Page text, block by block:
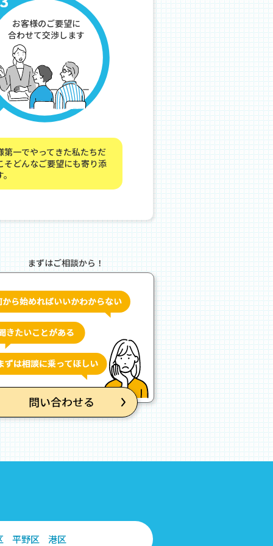
お客様のご要望に
合わせて交渉します
第一でやってきた私たちだ
そどんなご要望にも寄り添
まずはご相談から！
平野区 港区